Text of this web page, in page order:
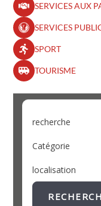
SERVICES AUX
SERVICES
SPORT
TOURISME
recherche
Catégorie
localisation